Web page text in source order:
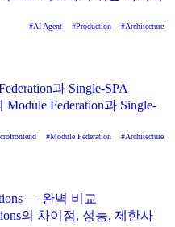
#AI Agent #Production #Architecture
과 Single-SPA
Federation과 Single-
#Module Federation #Architecture
— 완벽 비교
의 차이점, 성능, 제한사